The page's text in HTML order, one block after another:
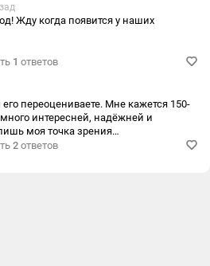
Жду когда появится у наших
1 ответов
переоцениваете. Мне кажется 150-
интересней, надёжней и
моя точка зрения…
2 ответов